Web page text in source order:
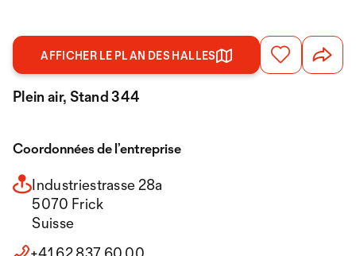
AFFICHER LE PLAN DES HALLES
Plein air, Stand 344
Coordonnées de l’entreprise
Industriestrasse 28a
5070 Frick
Suisse